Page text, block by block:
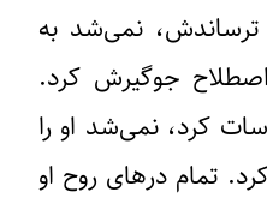
نمی‌شد به
جوگیرش کرد.
کرد، نمی‌شد او را
تمام درهای روح او